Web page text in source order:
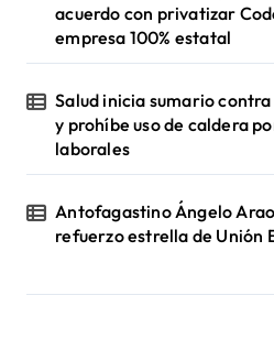
acuerdo con privatizar
empresa 100% estatal
Salud inicia sumario
y prohíbe uso de caldera
laborales
Antofagastino Ángelo
refuerzo estrella de Unión